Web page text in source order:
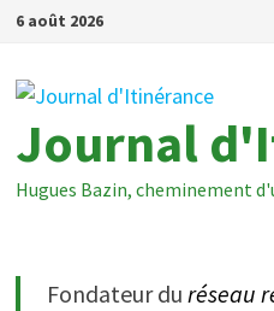
Passer
contenu
6 août 2026
Journal
Hugues Bazin, cheminement
Fondateur duréseau